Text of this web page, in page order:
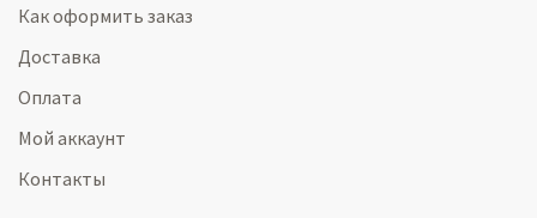
Как оформить заказ
Доставка
Оплата
Мой аккаунт
Контакты